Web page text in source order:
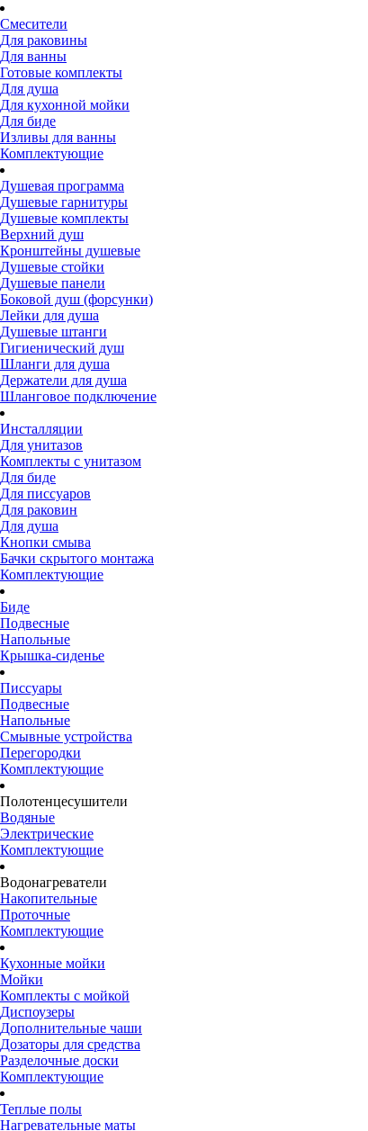
Смесители
Для раковины
Для ванны
Готовые комплекты
Для душа
Для кухонной мойки
Для биде
Изливы для ванны
Комплектующие
Душевая программа
Душевые гарнитуры
Душевые комплекты
Верхний душ
Кронштейны душевые
Душевые стойки
Душевые панели
Боковой душ (форсунки)
Лейки для душа
Душевые штанги
Гигиенический душ
Шланги для душа
Держатели для душа
Шланговое подключение
Инсталляции
Для унитазов
Комплекты с унитазом
Для биде
Для писсуаров
Для раковин
Для душа
Кнопки смыва
Бачки скрытого монтажа
Комплектующие
Биде
Подвесные
Напольные
Крышка-сиденье
Писсуары
Подвесные
Напольные
Смывные устройства
Перегородки
Комплектующие
Полотенцесушители
Водяные
Электрические
Комплектующие
Водонагреватели
Накопительные
Проточные
Комплектующие
Кухонные мойки
Мойки
Комплекты с мойкой
Диспоузеры
Дополнительные чаши
Дозаторы для средства
Разделочные доски
Комплектующие
Теплые полы
Нагревательные маты